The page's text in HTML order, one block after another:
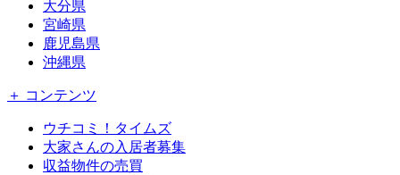
大分県
宮崎県
鹿児島県
沖縄県
＋ コンテンツ
ウチコミ！タイムズ
大家さんの入居者募集
収益物件の売買